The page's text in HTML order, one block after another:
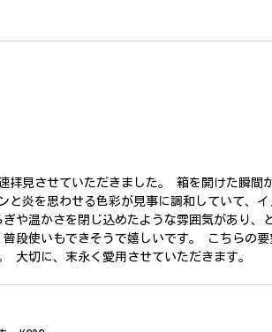
見させていただきました。 箱を開けた瞬間
炎を思わせる色彩が見事に調和していて、イ
や温かさを閉じ込めたような雰囲気があり、
段使いもできそうで嬉しいです。 こちらの
大切に、末永く愛用させていただきます。